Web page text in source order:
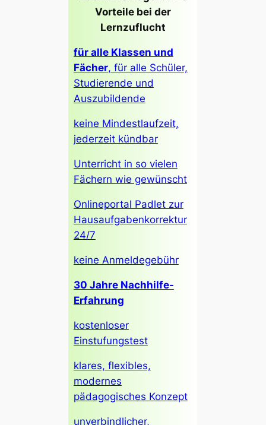
Vorteile bei der
Lernzuflucht
für alle Klassen und
Fächer, für alle Schüler,
Studierende und
Auszubildende
keine Mindestlaufzeit,
jederzeit kündbar
Unterricht in so vielen
Fächern wie gewünscht
Onlineportal Padlet zur
Hausaufgabenkorrektur
24/7
keine Anmeldegebühr
30 Jahre Nachhilfe-
Erfahrung
kostenloser
Einstufungstest
klares, flexibles,
modernes
pädagogisches Konzept
unverbindlicher,